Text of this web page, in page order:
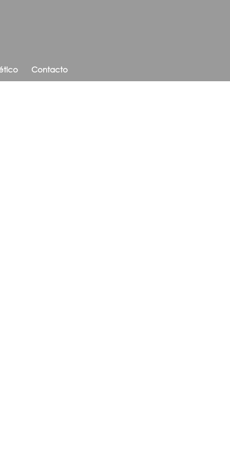
Contacto